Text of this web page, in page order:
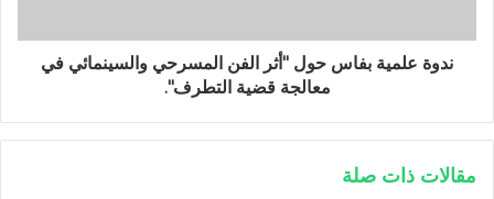
ندوة علمية بفاس حول "أثر الفن المسرحي والسينمائي في
معالجة قضية التطرف".
مقالات ذات صلة